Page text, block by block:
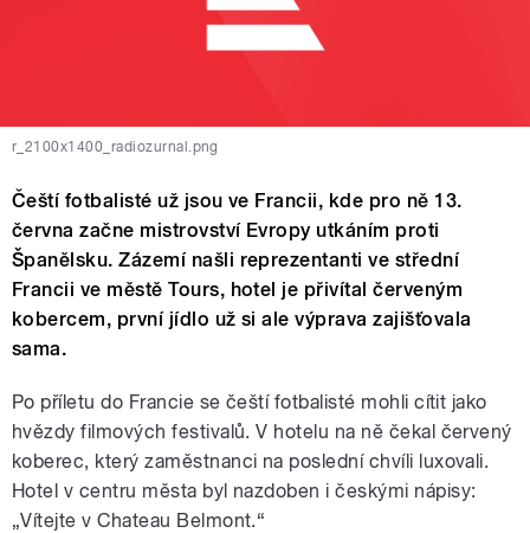
r_2100x1400_radiozurnal.png
Čeští fotbalisté už jsou ve Francii, kde pro ně 13.
června začne mistrovství Evropy utkáním proti
Španělsku. Zázemí našli reprezentanti ve střední
Francii ve městě Tours, hotel je přivítal červeným
kobercem, první jídlo už si ale výprava zajišťovala
sama.
Po příletu do Francie se čeští fotbalisté mohli cítit jako
hvězdy filmových festivalů. V hotelu na ně čekal červený
koberec, který zaměstnanci na poslední chvíli luxovali.
Hotel v centru města byl nazdoben i českými nápisy:
„Vítejte v Chateau Belmont.“